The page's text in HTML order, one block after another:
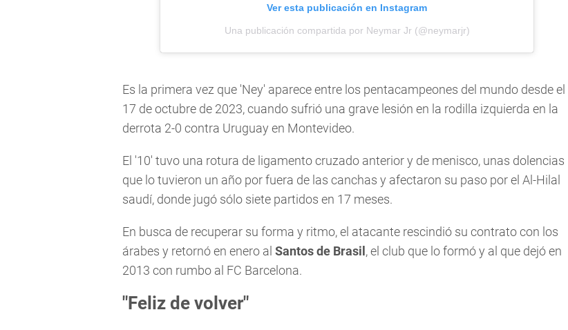
Ver esta publicación en Instagram
Una publicación compartida por Neymar Jr (@neymarjr)
Es la primera vez que 'Ney' aparece entre los pentacampeones del mundo desde el
17 de octubre de 2023, cuando sufrió una grave lesión en la rodilla izquierda en la
derrota 2-0 contra Uruguay en Montevideo.
El '10' tuvo una rotura de ligamento cruzado anterior y de menisco, unas dolencias
que lo tuvieron un año por fuera de las canchas y afectaron su paso por el Al-Hilal
saudí, donde jugó sólo siete partidos en 17 meses.
En busca de recuperar su forma y ritmo, el atacante rescindió su contrato con los
árabes y retornó en enero al Santos de Brasil , el club que lo formó y al que dejó en
2013 con rumbo al FC Barcelona.
"Feliz de volver"